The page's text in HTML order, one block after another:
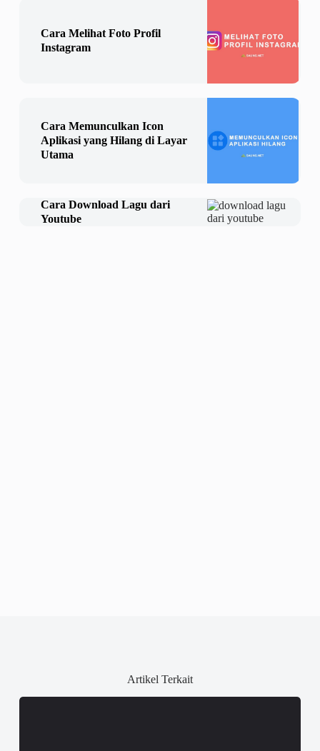
Cara Melihat Foto Profil
Instagram
Cara Memunculkan Icon
Aplikasi yang Hilang di Layar
Utama
Cara Download Lagu dari
Youtube
Artikel Terkait